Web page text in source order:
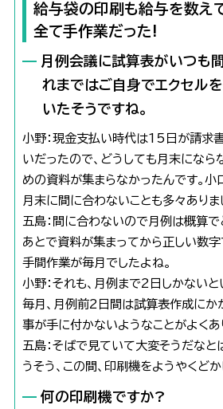
給与袋の印刷も給与を数え
全て手作業だった!
月例会議に試算表がいつも
れまではご自身でエクセル
いたそうですね。
小野：現金支払い時代は15日が請求
いだったので、どうしても月末にな
めの資料が集まらなかったんです。小
月末に間に合わないことも多々ありま
五島：間に合わないので月例は概算で
あとで資料が集まってから正しい数
手間作業が毎月でしたよね。
小野：それも、月例まで2日しかないと
毎月、月例前2日間は試算表作成にか
事が手に付かないようなことがよくあ
五島：そばで見ていて大変そうだなと
うそう、この間、印刷機をようやくどか
何の印刷機ですか?